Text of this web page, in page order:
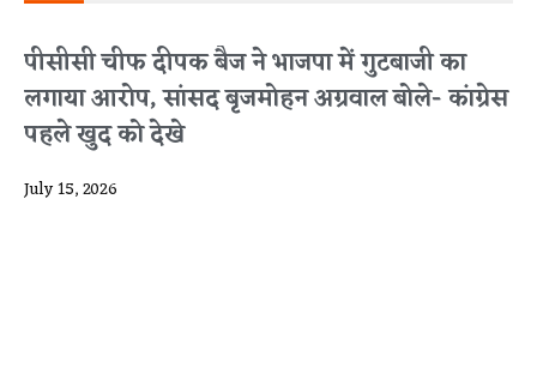
पीसीसी चीफ दीपक बैज ने भाजपा में गुटबाजी का
लगाया आरोप, सांसद बृजमोहन अग्रवाल बोले- कांग्रेस
पहले खुद को देखे
July 15, 2026